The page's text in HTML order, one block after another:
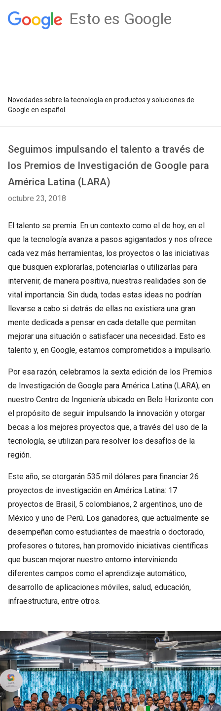
Esto es Google
Novedades sobre la tecnología en productos y soluciones de
Google en español.
Seguimos impulsando el talento a través de
los Premios de Investigación de Google para
América Latina (LARA)
octubre 23, 2018
El talento se premia. En un contexto como el de hoy, en el
que la tecnología avanza a pasos agigantados y nos ofrece
cada vez más herramientas, los proyectos o las iniciativas
que busquen explorarlas, potenciarlas o utilizarlas para
intervenir, de manera positiva, nuestras realidades son de
vital importancia. Sin duda, todas estas ideas no podrían
llevarse a cabo si detrás de ellas no existiera una gran
mente dedicada a pensar en cada detalle que permitan
mejorar una situación o satisfacer una necesidad. Esto es
talento y, en Google, estamos comprometidos a impulsarlo.
Por esa razón, celebramos la sexta edición de los Premios
de Investigación de Google para América Latina (LARA), en
nuestro Centro de Ingeniería ubicado en Belo Horizonte con
el propósito de seguir impulsando la innovación y otorgar
becas a los mejores proyectos que, a través del uso de la
tecnología, se utilizan para resolver los desafíos de la
región.
Este año, se otorgarán 535 mil dólares para financiar 26
proyectos de investigación en América Latina: 17
proyectos de Brasil, 5 colombianos, 2 argentinos, uno de
México y uno de Perú. Los ganadores, que actualmente se
desempeñan como estudiantes de maestría o doctorado,
profesores o tutores, han promovido iniciativas científicas
que buscan mejorar nuestro entorno interviniendo
diferentes campos como el aprendizaje automático,
desarrollo de aplicaciones móviles, salud, educación,
infraestructura, entre otros.